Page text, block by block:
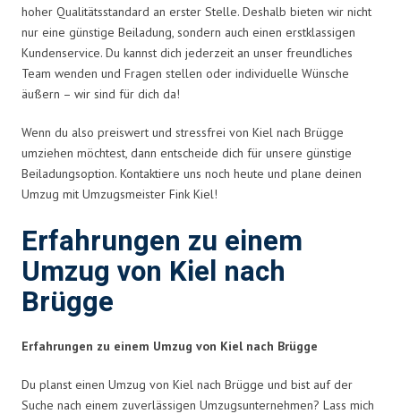
hoher Qualitätsstandard an erster Stelle. Deshalb bieten wir nicht
nur eine günstige Beiladung, sondern auch einen erstklassigen
Kundenservice. Du kannst dich jederzeit an unser freundliches
Team wenden und Fragen stellen oder individuelle Wünsche
äußern – wir sind für dich da!
Wenn du also preiswert und stressfrei von Kiel nach Brügge
umziehen möchtest, dann entscheide dich für unsere günstige
Beiladungsoption. Kontaktiere uns noch heute und plane deinen
Umzug mit Umzugsmeister Fink Kiel!
Erfahrungen zu einem
Umzug von Kiel nach
Brügge
Erfahrungen zu einem Umzug von Kiel nach Brügge
Du planst einen Umzug von Kiel nach Brügge und bist auf der
Suche nach einem zuverlässigen Umzugsunternehmen? Lass mich